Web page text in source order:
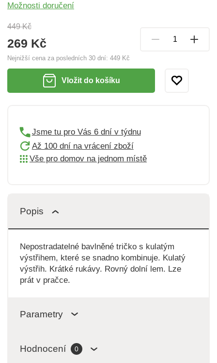
449 Kč
269 Kč
Nejnižší cena za posledních 30 dní: 449 Kč
Možnosti doručení
Vložit do košíku
Jsme tu pro Vás 6 dní v týdnu
Až 100 dní na vrácení zboží
Vše pro domov na jednom místě
Popis
Nepostradatelné bavlněné tričko s kulatým
výstřihem, které se snadno kombinuje. Kulatý
výstřih. Krátké rukávy. Rovný dolní lem. Lze
prát v pračce.
Parametry
Hodnocení 0